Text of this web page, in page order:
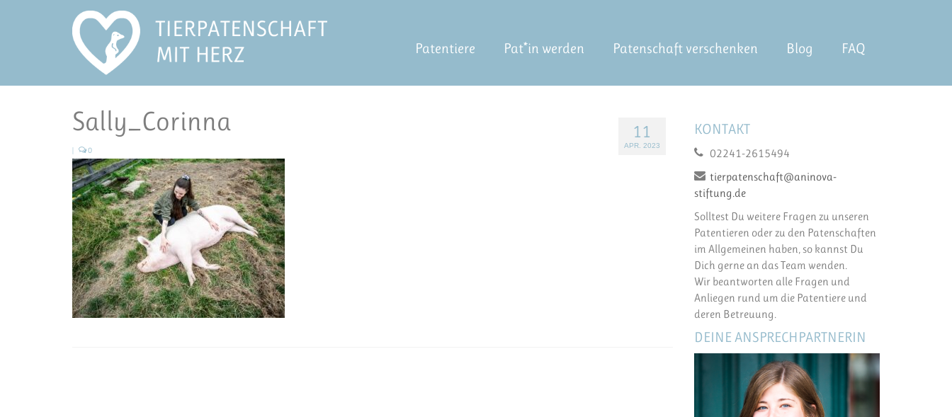
Patentiere Pat*in werden Patenschaft verschenken Blog FAQ
11
APR. 2023
Sally_Corinna
0
KONTAKT
02241-2615494
tierpatenschaft@aninova-
stiftung.de
Solltest Du weitere Fragen zu unseren
Patentieren oder zu den Patenschaften
im Allgemeinen haben, so kannst Du
Dich gerne an das Team wenden.
Wir beantworten alle Fragen und
Anliegen rund um die Patentiere und
deren Betreuung.
DEINE ANSPRECHPARTNERIN